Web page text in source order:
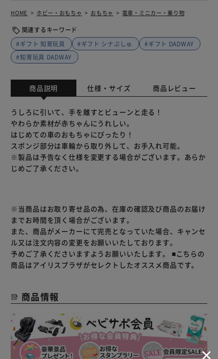
HOME ホビー・おもちゃ おもちゃ 電車・ミニカー・乗り物
関連するキーワード
#ギフト 知育玩具
#ギフト シナぷしゅ
#ギフト DADWAY
#知育玩具 DADWAY
商品説明 仕様・サイズ 商品レビュー
うしろに引いて、手を離すとビューンと走る！
やわらか素材が赤ちゃんにうれしい。
はじめての車のおもちゃにぴったり！
スポンジ部分は車輪から取り外して、お手入れ可能。
※製品は予告なく仕様を変更する場合がございます。あらか
じめご了承ください。
※当商品はお取り寄せ品の為、在庫の確認及び商品のお届け
までお時間を頂く場合がございます。
また、商品がメーカーにて完売となっていた場合、キャンセ
ル又は注文内容の変更をお願いいたしております。
予めご了承くださいますようお願いいたします。 ■こちらの
商品はアイリスプラザがセレクトしたオススメ商品です。
商品情報